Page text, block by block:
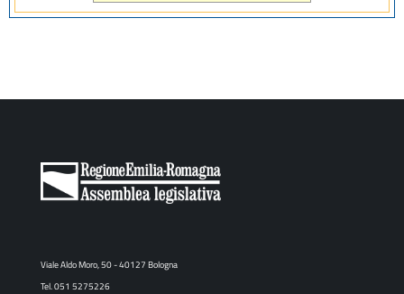
Viale Aldo Moro, 50 - 40127 Bologna
Tel. 051 5275226